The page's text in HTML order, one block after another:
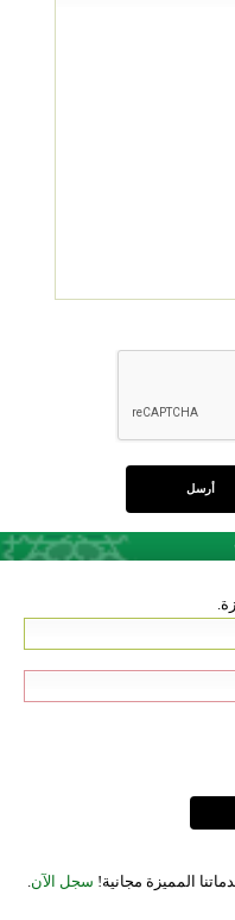
المميزة مجانية! سجل الآن